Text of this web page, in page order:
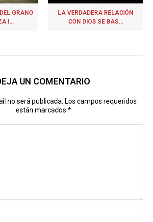
GRANO
I...
LA VERDADERA RELACIÓN
CON DIOS SE BAS...
UN COMENTARIO
no será publicada. Los campos requeridos
están marcados *